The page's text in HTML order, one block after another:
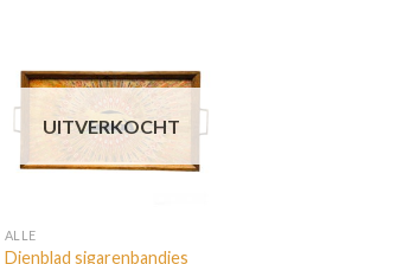
UITVERKOCHT
ALLE
Dienblad sigarenbandjes